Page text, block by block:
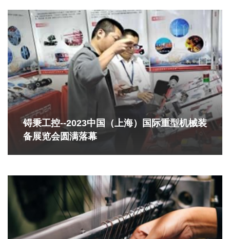
锝秉工控--2023中国（上海）国际重型机械装
备展览会圆满落幕